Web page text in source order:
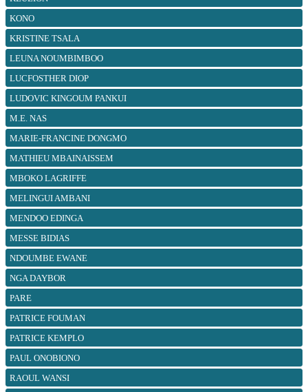
KONO
KRISTINE TSALA
LEUNA NOUMBIMBOO
LUCFOSTHER DIOP
LUDOVIC KINGOUM PANKUI
M.E. NAS
MARIE-FRANCINE DONGMO
MATHIEU MBAINAISSEM
MBOKO LAGRIFFE
MELINGUI AMBANI
MENDOO EDINGA
MESSE BIDIAS
NDOUMBE EWANE
NGA DAYBOR
PARE
PATRICE FOUMAN
PATRICE KEMPLO
PAUL ONOBIONO
RAOUL WANSI